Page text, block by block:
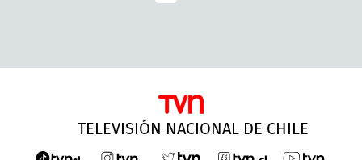
TELEVISIÓN NACIONAL DE CHILE